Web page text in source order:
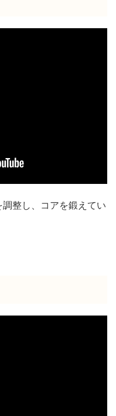
整し、コアを鍛えてい